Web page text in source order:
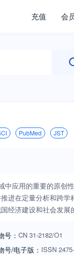
充值 会
PubMed JST
应用的重要的原创
推进在定量分析和
经济建设和社会发展
号： CN 31-2182/O1
号/电子版 ： ISSN